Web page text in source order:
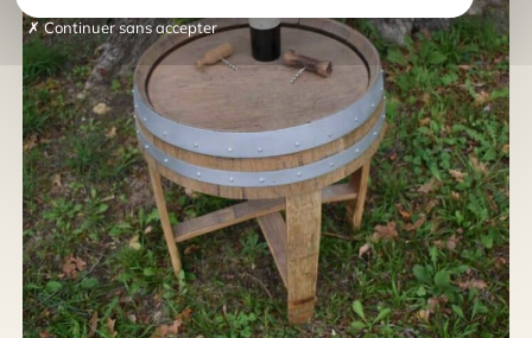
Continuer sans accepter